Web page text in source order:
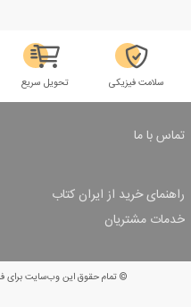
سلامت فیزیکی تحویل سریع
تماس با ما
راهنمای خرید از ایران کتاب
ثبت سفارش
شرایط ارسال سفارش
شیوه پرداخت
تخفیف‌های خرید
خدمات مشتریان
© تمام حقوق این وب‌سایت برای